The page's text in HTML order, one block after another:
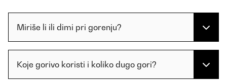
Miriše li ili dimi pri gorenju?
Koje gorivo koristi i koliko dugo gori?